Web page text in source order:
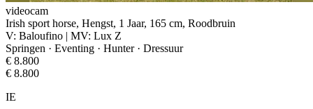
videocam
Irish sport horse, Hengst, 1 Jaar, 165 cm, Roodbruin
V: Baloufino | MV: Lux Z
Springen · Eventing · Hunter · Dressuur
€ 8.800
€ 8.800
IE